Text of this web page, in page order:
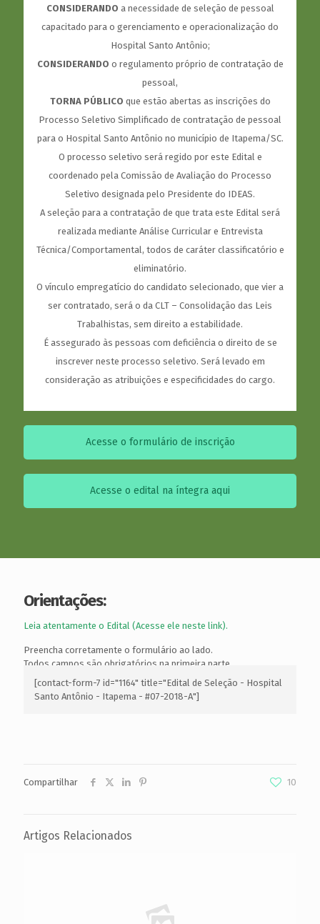
CONSIDERANDO a necessidade de seleção de pessoal
capacitado para o gerenciamento e operacionalização do
Hospital Santo Antônio;
CONSIDERANDO o regulamento próprio de contratação de
pessoal,
TORNA PÚBLICO que estão abertas as inscrições do
Processo Seletivo Simplificado de contratação de pessoal
para o Hospital Santo Antônio no município de Itapema/SC.
O processo seletivo será regido por este Edital e
coordenado pela Comissão de Avaliação do Processo
Seletivo designada pelo Presidente do IDEAS.
A seleção para a contratação de que trata este Edital será
realizada mediante Análise Curricular e Entrevista
Técnica/Comportamental, todos de caráter classificatório e
eliminatório.
O vínculo empregatício do candidato selecionado, que vier a
ser contratado, será o da CLT – Consolidação das Leis
Trabalhistas, sem direito a estabilidade.
É assegurado às pessoas com deficiência o direito de se
inscrever neste processo seletivo. Será levado em
consideração as atribuições e especificidades do cargo.
Acesse o formulário de inscrição
Acesse o edital na íntegra aqui
Orientações:
Leia atentamente o Edital (Acesse ele neste link).
Preencha corretamente o formulário ao lado.
Todos campos são obrigatórios na primeira parte.
No currículo preencha com o maior número de informações
possível.
[contact-form-7 id="1164" title="Edital de Seleção - Hospital
Santo Antônio - Itapema - #07-2018-A"]
Compartilhar 10
Artigos Relacionados